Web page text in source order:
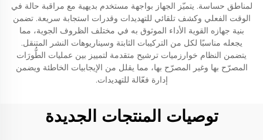
لمناطق حساسة. يتميّز الجهاز بواجهة مستخدم بديهية مع مراقبة حالة في
الوقت الفعلي وكشف تلقائي للتهديدات وقدرات استجابة سريعة. تضمن
بنية جهازه القوية الأداء الموثوق به في مختلف الظروف الجوية، مما
يجعله مناسبًا لكل من التركيبات الثابتة وسيناريوهات النشر المتنقل.
يتضمن النظام خوارزميات ترشيح متقدمة لتمييز بين عمليات الطُّورَات
المصرّح بها وغير المصرّح بها، مما يقلل من الإيجابيات الخاطئة ويضمن
إدارة فعّالة للتهديدات.
توصيات المنتجات الجديدة